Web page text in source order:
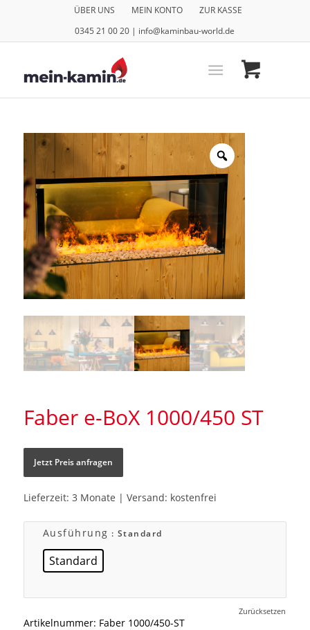
ÜBER UNS MEIN KONTO
ZUR KASSE
0345 21 00 20 | info@kaminbau-world.de
Faber e-BoX 1000/450 ST
Jetzt Preis anfragen
Lieferzeit: 3 Monate | Versand: kostenfrei
Ausführung : Standard
Standard
Zurücksetzen
Artikelnummer: Faber 1000/450-ST